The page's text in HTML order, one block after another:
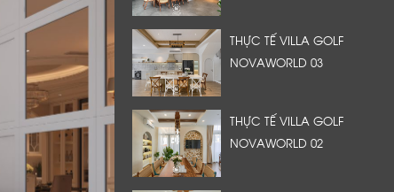
THỰC TẾ VILLA GOLF
NOVAWORLD 03
THỰC TẾ VILLA GOLF
NOVAWORLD 02